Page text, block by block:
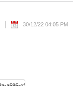
30/12/22 04:05 PM